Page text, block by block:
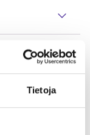
Tietoja